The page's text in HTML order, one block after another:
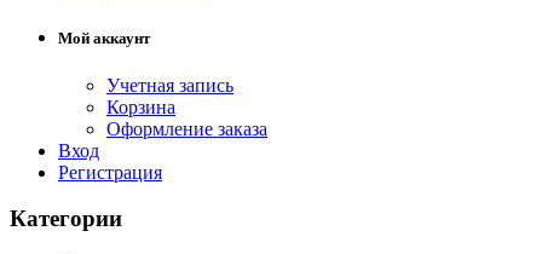
Мой аккаунт
Учетная запись
Корзина
Оформление заказа
Вход
Регистрация
Категории